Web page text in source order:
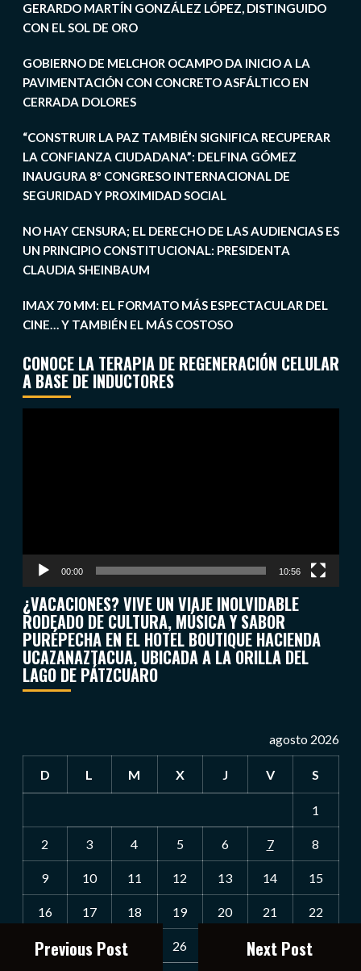
GERARDO MARTÍN GONZÁLEZ LÓPEZ, DISTINGUIDO
CON EL SOL DE ORO
GOBIERNO DE MELCHOR OCAMPO DA INICIO A LA
PAVIMENTACIÓN CON CONCRETO ASFÁLTICO EN
CERRADA DOLORES
“CONSTRUIR LA PAZ TAMBIÉN SIGNIFICA RECUPERAR
LA CONFIANZA CIUDADANA”: DELFINA GÓMEZ
INAUGURA 8º CONGRESO INTERNACIONAL DE
SEGURIDAD Y PROXIMIDAD SOCIAL
NO HAY CENSURA; EL DERECHO DE LAS AUDIENCIAS ES
UN PRINCIPIO CONSTITUCIONAL: PRESIDENTA
CLAUDIA SHEINBAUM
IMAX 70 MM: EL FORMATO MÁS ESPECTACULAR DEL
CINE… Y TAMBIÉN EL MÁS COSTOSO
CONOCE LA TERAPIA DE REGENERACIÓN CELULAR
A BASE DE INDUCTORES
00:00 10:56
¿VACACIONES? VIVE UN VIAJE INOLVIDABLE
RODEADO DE CULTURA, MÚSICA Y SABOR
PURÉPECHA EN EL HOTEL BOUTIQUE HACIENDA
UCAZANAZTACUA, UBICADA A LA ORILLA DEL
LAGO DE PÁTZCUARO
agosto 2026
D L M X J V S
1
2 3 4 5 6 7 8
9 10 11 12 13 14 15
16 17 18 19 20 21 22
23 24 25 26 28 29
Previous Post Next Post